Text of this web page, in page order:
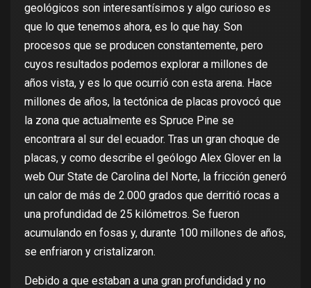
geológicos son interesantísimos y algo curioso es
que lo que tenemos ahora, es lo que hay. Son
procesos que se producen constantemente, pero
cuyos resultados podemos explorar a millones de
años vista, y es lo que ocurrió con esta arena. Hace
millones de años, la tectónica de placas provocó que
la zona que actualmente es Spruce Pine se
encontrara al sur del ecuador. Tras un gran choque de
placas, y como describe el geólogo Alex Glover en la
web Our State de Carolina del Norte, la fricción generó
un calor de más de 2.000 grados que derritió rocas a
una profundidad de 25 kilómetros. Se fueron
acumulando en fosas y, durante 100 millones de años,
se enfriaron y cristalizaron.
Debido a que estaban a una gran profundidad y no